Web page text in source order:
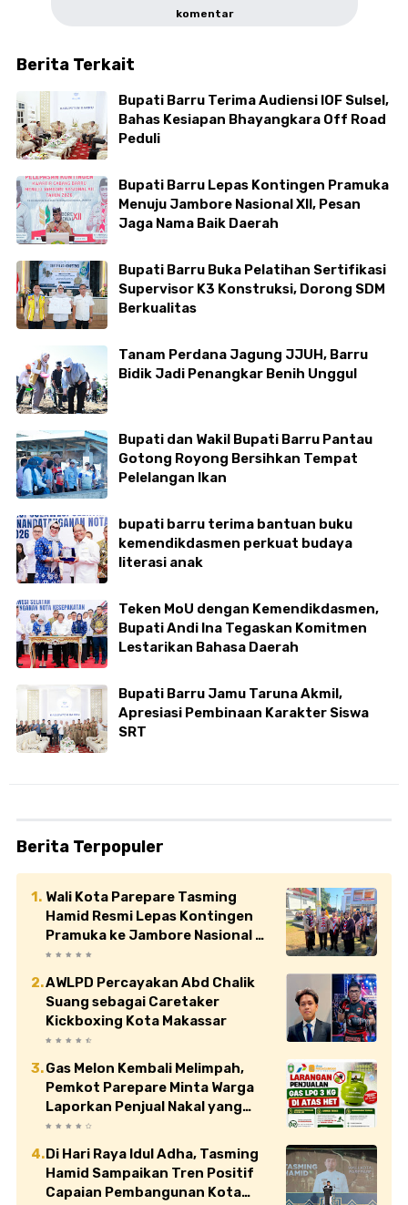
komentar
Berita Terkait
Bupati Barru Terima Audiensi IOF Sulsel,
Bahas Kesiapan Bhayangkara Off Road
Peduli
Bupati Barru Lepas Kontingen Pramuka
Menuju Jambore Nasional XII, Pesan
Jaga Nama Baik Daerah
Bupati Barru Buka Pelatihan Sertifikasi
Supervisor K3 Konstruksi, Dorong SDM
Berkualitas
Tanam Perdana Jagung JJUH, Barru
Bidik Jadi Penangkar Benih Unggul
Bupati dan Wakil Bupati Barru Pantau
Gotong Royong Bersihkan Tempat
Pelelangan Ikan
bupati barru terima bantuan buku
kemendikdasmen perkuat budaya
literasi anak
Teken MoU dengan Kemendikdasmen,
Bupati Andi Ina Tegaskan Komitmen
Lestarikan Bahasa Daerah
Bupati Barru Jamu Taruna Akmil,
Apresiasi Pembinaan Karakter Siswa
SRT
Berita Terpopuler
Wali Kota Parepare Tasming
Hamid Resmi Lepas Kontingen
Pramuka ke Jambore Nasional XII
di Cibubur
AWLPD Percayakan Abd Chalik
Suang sebagai Caretaker
Kickboxing Kota Makassar
Gas Melon Kembali Melimpah,
Pemkot Parepare Minta Warga
Laporkan Penjual Nakal yang
Jual di Atas HET
Di Hari Raya Idul Adha, Tasming
Hamid Sampaikan Tren Positif
Capaian Pembangunan Kota